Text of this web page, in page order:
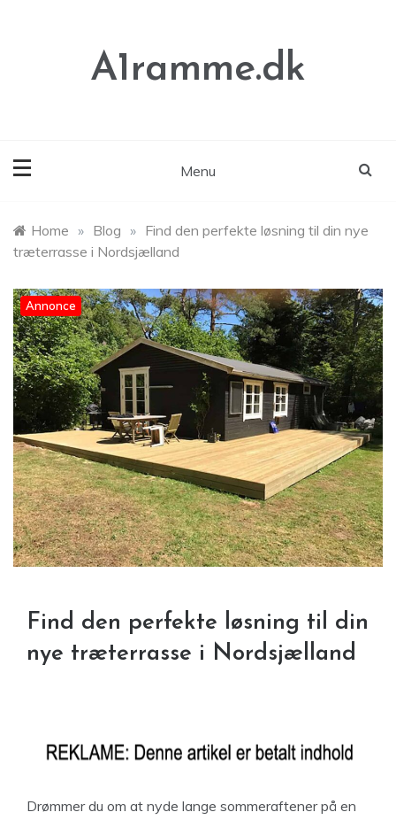
A1ramme.dk
Menu
Home » Blog » Find den perfekte løsning til din nye
træterrasse i Nordsjælland
Annonce
Find den perfekte løsning til din
nye træterrasse i Nordsjælland
Drømmer du om at nyde lange sommeraftener på en